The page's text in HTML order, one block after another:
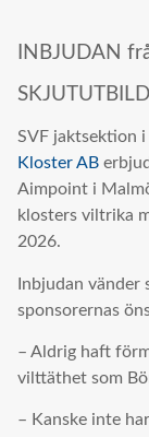
INBJUDAN
SVF jaktsektion i
Kloster AB
Aimpoint i
klosters viltrika
2026.
Inbjudan
sponsorernas
– Aldrig haft
vilttäthet som
– Kanske inte